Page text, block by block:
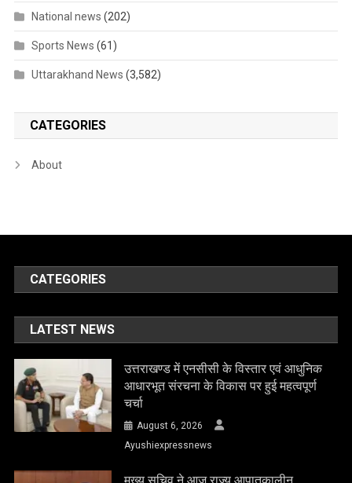
National news (202)
Sports News (61)
Uttarakhand News (3,582)
CATEGORIES
About
CATEGORIES
LATEST NEWS
उत्तराखण्ड में एनसीसी के विस्तार एवं आधुनिक
आधारभूत संरचना के विकास पर हुई महत्वपूर्ण
चर्चा
August 6, 2026
Ayushiexpressnews